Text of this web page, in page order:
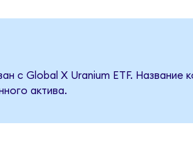
с Global X Uranium ETF. Название
актива.